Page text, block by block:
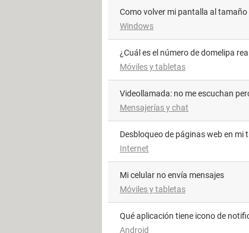
como volver mi pantalla al
Windows
¿Cuál es el número de domelipa
Móviles y tabletas
videollamada: no me escuchan
Mensajerías y chat
Desbloqueo de páginas web en mi
Internet
Mi celular no envía mensajes
Móviles y tabletas
Qué aplicación tiene icono de
Android